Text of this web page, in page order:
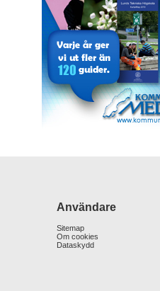
Användare
Sitemap
Om cookies
Dataskydd